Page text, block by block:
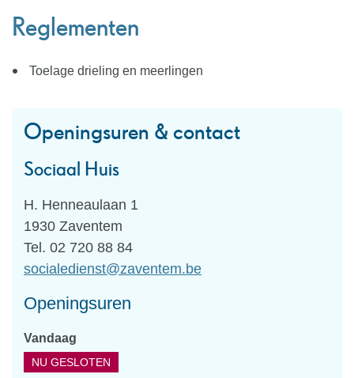
Reglementen
Toelage drieling en meerlingen
Openingsuren & contact
Sociaal Huis
Adres
H. Henneaulaan 1
,1930 Zaventem
Tel. 02 720 88 84
E-
socialedienst@zaventem.be
Openingsuren
Vandaag
NU GESLOTEN